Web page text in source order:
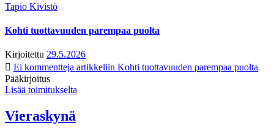
Tapio Kivistö
Kohti tuottavuuden parempaa puolta
Kirjoitettu 29.5.2026
Ei kommentteja artikkeliin Kohti tuottavuuden parempaa puolta
Pääkirjoitus
Lisää toimitukselta
Vieraskynä